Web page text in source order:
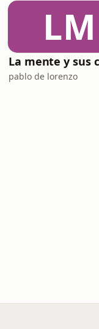
LM
pablo de lorenzo